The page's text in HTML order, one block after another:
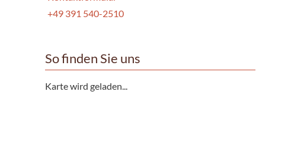
+49 391 540-2510
So finden Sie uns
Karte wird geladen...